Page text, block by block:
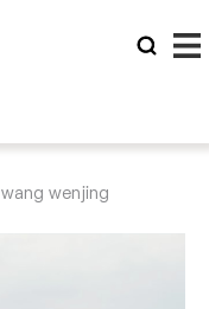
wang wenjing